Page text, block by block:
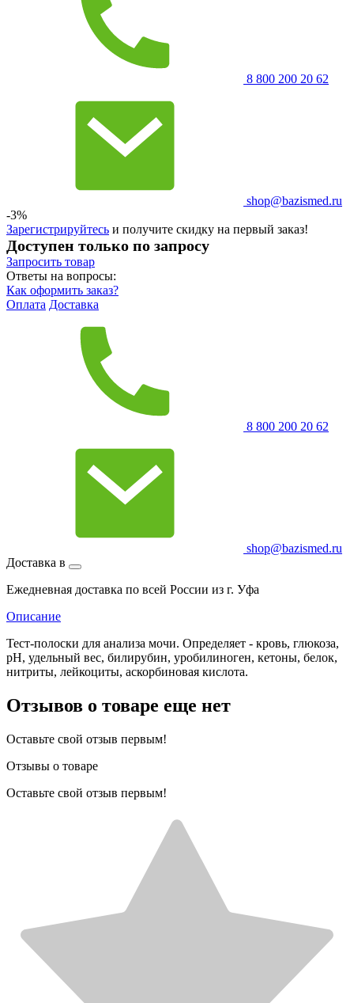
8 800 200 20 62
shop@bazismed.ru
-3%
Зарегистрируйтесь и получите скидку на первый заказ!
Доступен только по запросу
Запросить товар
Ответы на вопросы:
Как оформить заказ?
Оплата Доставка
8 800 200 20 62
shop@bazismed.ru
Доставка в
Ежедневная доставка по всей России из г. Уфа
Описание
Тест-полоски для анализа мочи. Определяет - кровь, глюкоза,
рН, удельный вес, билирубин, уробилиноген, кетоны, белок,
нитриты, лейкоциты, аскорбиновая кислота.
Отзывов о товаре еще нет
Оставьте свой отзыв первым!
Отзывы о товаре
Оставьте свой отзыв первым!